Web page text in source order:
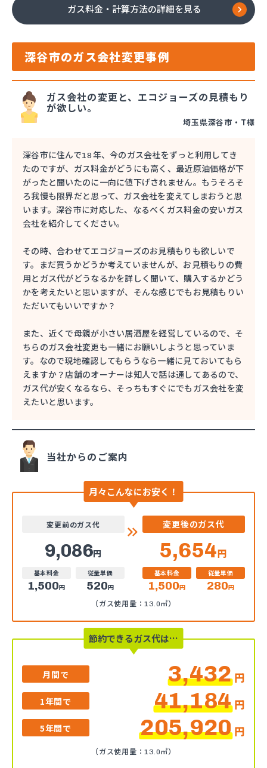
ガス料金・計算方法の詳細を見る
深谷市のガス会社変更事例
ガス会社の変更と、エコジョーズの見積もり
が欲しい。
埼玉県深谷市・T様
深谷市に住んで18年、今のガス会社をずっと利用してき
たのですが、ガス料金がどうにも高く、最近原油価格が下
がったと聞いたのに一向に値下げされません。もうそろそ
ろ我慢も限界だと思って、ガス会社を変えてしまおうと思
います。深谷市に対応した、なるべくガス料金の安いガス
会社を紹介してください。
その時、合わせてエコジョーズのお見積もりも欲しいで
す。まだ買うかどうか考えていませんが、お見積もりの費
用とガス代がどうなるかを詳しく聞いて、購入するかどう
かを考えたいと思いますが、そんな感じでもお見積もりい
ただいてもいいですか？
また、近くで母親が小さい居酒屋を経営しているので、そ
ちらのガス会社変更も一緒にお願いしようと思っていま
す。なので現地確認してもらうなら一緒に見ておいてもら
えますか？店舗のオーナーは知人で話は通してあるので、
ガス代が安くなるなら、そっちもすぐにでもガス会社を変
えたいと思います。
当社からのご案内
月々こんなにお安く！
変更前のガス代
9,086円
変更後のガス代
5,654円
基本料金
1,500円
従量単価
520円
基本料金
1,500円
従量単価
280円
（ガス使用量：13.0㎥）
節約できるガス代は…
月間で 3,432円
1年間で 41,184円
5年間で 205,920円
（ガス使用量：13.0㎥）